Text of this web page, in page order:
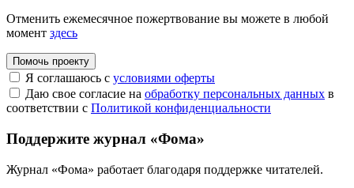
Отменить ежемесячное пожертвование вы можете в любой
момент здесь
Помочь проекту
Я соглашаюсь с условиями оферты
Даю свое согласие на обработку персональных данных в
соответствии с Политикой конфиденциальности
Поддержите журнал «Фома»
Журнал «Фома» работает благодаря поддержке читателей.